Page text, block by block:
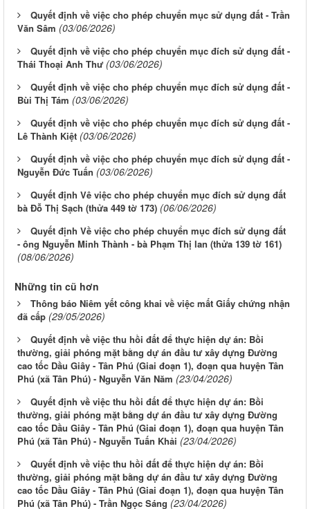
Quyết định về việc cho phép chuyển mục sử dụng đất - Trần
Văn Sâm (03/06/2026)
Quyết định về việc cho phép chuyển mục đích sử dụng đất -
Thái Thoại Anh Thư (03/06/2026)
Quyết định về việc cho phép chuyển mục đích sử dụng đất -
Bùi Thị Tám (03/06/2026)
Quyết định về việc cho phép chuyển mục đích sử dụng đất -
Lê Thành Kiệt (03/06/2026)
Quyết định về việc cho phép chuyển mục đích sử dụng đất -
Nguyễn Đức Tuấn (03/06/2026)
Quyết định Vê việc cho phép chuyển mục đích sử dụng đất
bà Đỗ Thị Sạch (thửa 449 tờ 173) (06/06/2026)
Quyết định Về việc cho phép chuyển mục đích sử dụng đất
- ông Nguyễn Minh Thành - bà Phạm Thị lan (thửa 139 tờ 161)
(08/06/2026)
Những tin cũ hơn
Thông báo Niêm yết công khai về việc mất Giấy chứng nhận
đã cấp (29/05/2026)
Quyết định về việc thu hồi đất để thực hiện dự án: Bồi
thường, giải phóng mặt bằng dự án đầu tư xây dựng Đường
cao tốc Dầu Giây - Tân Phú (Giai đoạn 1), đoạn qua huyện Tân
Phú (xã Tân Phú) - Nguyễn Văn Năm (23/04/2026)
Quyết định về việc thu hồi đất để thực hiện dự án: Bồi
thường, giải phóng mặt bằng dự án đầu tư xây dựng Đường
cao tốc Dầu Giây - Tân Phú (Giai đoạn 1), đoạn qua huyện Tân
Phú (xã Tân Phú) - Nguyễn Tuấn Khải (23/04/2026)
Quyết định về việc thu hồi đất để thực hiện dự án: Bồi
thường, giải phóng mặt bằng dự án đầu tư xây dựng Đường
cao tốc Dầu Giây - Tân Phú (Giai đoạn 1), đoạn qua huyện Tân
Phú (xã Tân Phú) - Trần Ngọc Sáng (23/04/2026)